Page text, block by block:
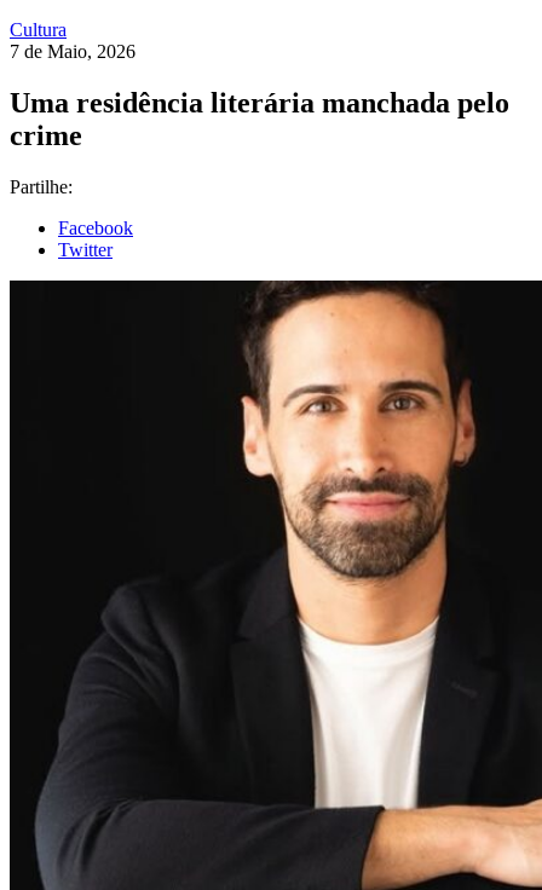
Cultura
7 de Maio, 2026
Uma residência literária manchada pelo
crime
Partilhe:
Facebook
Twitter